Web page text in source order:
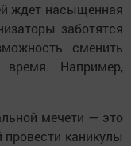
ждет насыщенная
заботятся
сменить
время. Например,
мечети — это
каникулы